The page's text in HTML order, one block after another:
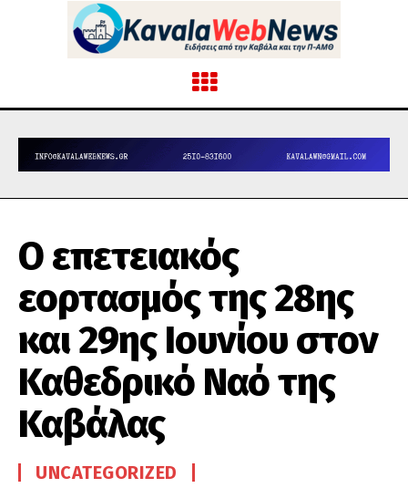
Ο επετειακός
εορτασμός της 28ης
και 29ης Ιουνίου στον
Καθεδρικό Ναό της
Καβάλας
UNCATEGORIZED